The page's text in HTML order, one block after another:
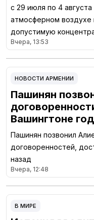
с 29 июля по 4
атмосферном
допустимую
Вчера, 13:53
НОВОСТИ АРМЕНИИ
Пашинян
Вашингтоне
Пашинян позвонил
договоренностей,
назад
Вчера, 12:48
В МИРЕ